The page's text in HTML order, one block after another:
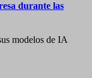
durante las
modelos de IA